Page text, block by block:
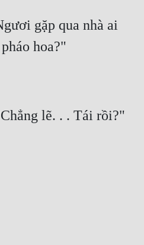
gặp qua nhà ai
hoa?"
lẽ. . . Tái rồi?"